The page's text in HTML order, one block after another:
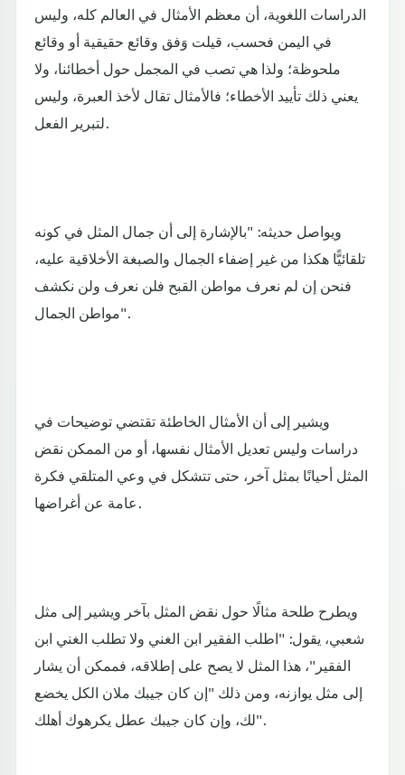
الدراسات اللغوية، أن معظم الأمثال في العالم كله، وليس
في اليمن فحسب، قيلت وَفق وقائع حقيقية أو وقائع
ملحوظة؛ ولذا هي تصب في المجمل حول أخطائنا، ولا
يعني ذلك تأييد الأخطاء؛ فالأمثال تقال لأخذ العبرة، وليس
لتبرير الفعل.
ويواصل حديثه: "بالإشارة إلى أن جمال المثل في كونه
تلقائيًّا هكذا من غير إضفاء الجمال والصبغة الأخلاقية عليه،
فنحن إن لم نعرف مواطن القبح فلن نعرف ولن نكشف
مواطن الجمال".
ويشير إلى أن الأمثال الخاطئة تقتضي توضيحات في
دراسات وليس تعديل الأمثال نفسها، أو من الممكن نقض
المثل أحيانًا بمثل آخر، حتى تتشكل في وعي المتلقي فكرة
عامة عن أغراضها.
ويطرح طلحة مثالًا حول نقض المثل بآخر ويشير إلى مثل
شعبي، يقول: "اطلب الفقير ابن الغني ولا تطلب الغني ابن
الفقير"، هذا المثل لا يصح على إطلاقه، فممكن أن يشار
إلى مثل يوازنه، ومن ذلك "إن كان جيبك ملان الكل يخضع
لك، وإن كان جيبك عطل يكرهوك أهلك".